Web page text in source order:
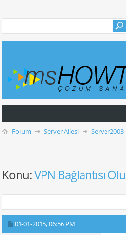
Forum Server Ailesi Server2003
Konu:VPN Bağlantısı
01-01-2015,06:56 PM